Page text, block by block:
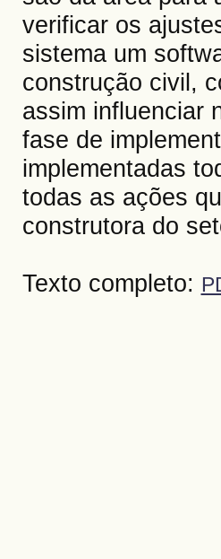
verificar os
sistema um
construção civil,
assim influenciar
fase de
implementadas
todas as ações
construtora do
Texto completo: